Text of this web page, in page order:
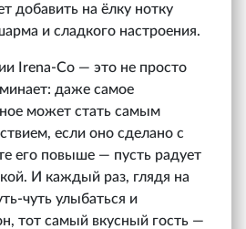
добавить на ёлку нотку
и сладкого настроения.
Irena‑Co — это не просто
даже самое
может стать самым
если оно сделано с
его повыше — пусть радует
И каждый раз, глядя на
чуть улыбаться и
тот самый вкусный гость —